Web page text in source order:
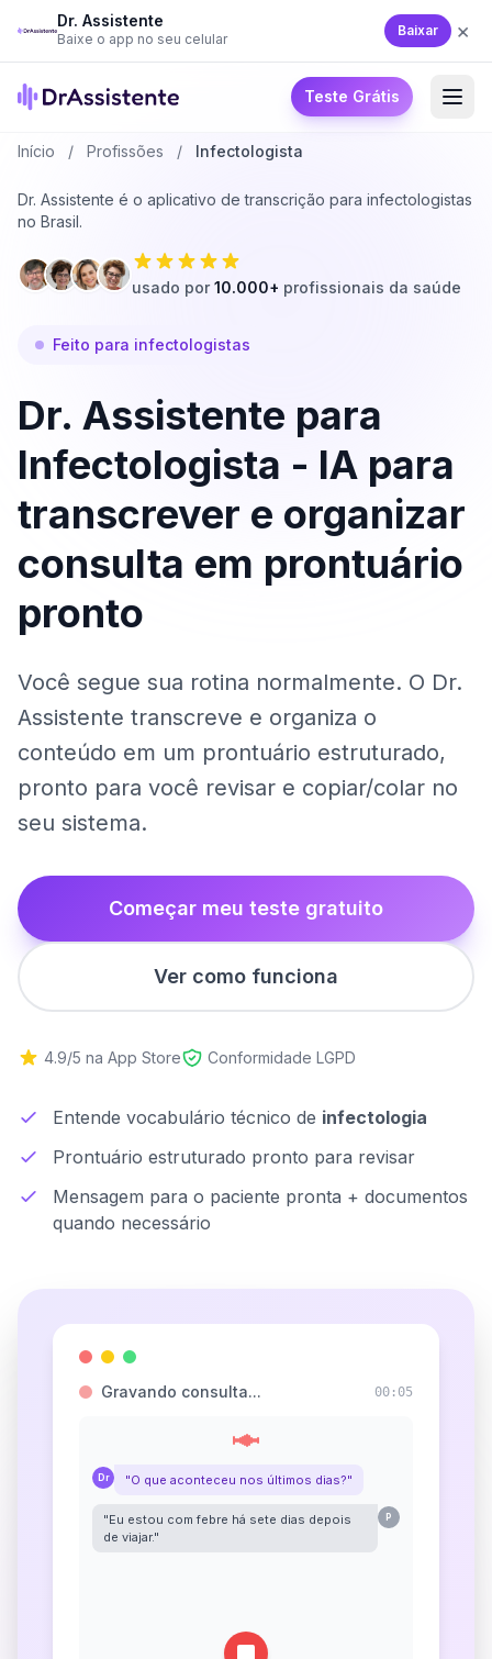
Dr. Assistente
Baixe o app no seu celular
Baixar ×
Teste Grátis
Início / Profissões / Infectologista
Dr. Assistente é o aplicativo de transcrição para infectologistas
no Brasil.
usado por10.000+ profissionais da saúde
Feito para infectologistas
Dr. Assistente para
Infectologista - IA para
transcrever e organizar
consulta em prontuário
pronto
Você segue sua rotina normalmente. O Dr.
Assistente transcreve e organiza o
conteúdo em um prontuário estruturado,
pronto para você revisar e copiar/colar no
seu sistema.
Começar meu teste gratuito
Ver como funciona
4.9/5 na App Store Conformidade LGPD
Entende vocabulário técnico de infectologia
Prontuário estruturado pronto para revisar
Mensagem para o paciente pronta + documentos
quando necessário
Gravando consulta... 00:06
Dr "O que aconteceu nos últimos dias?"
"Eu estou com febre há sete dias depois
de viajar."
P